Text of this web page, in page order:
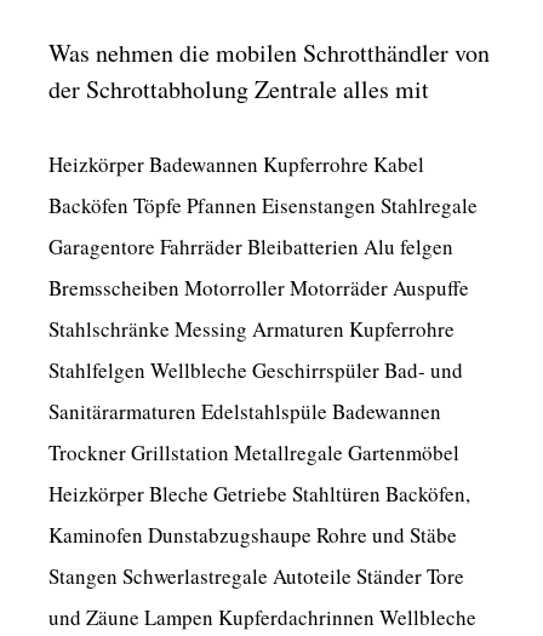
Was nehmen die mobilen Schrotthändler von
der Schrottabholung Zentrale alles mit
Heizkörper Badewannen Kupferrohre Kabel
Backöfen Töpfe Pfannen Eisenstangen Stahlregale
Garagentore Fahrräder Bleibatterien Alu felgen
Bremsscheiben Motorroller Motorräder Auspuffe
Stahlschränke Messing Armaturen Kupferrohre
Stahlfelgen Wellbleche Geschirrspüler Bad- und
Sanitärarmaturen Edelstahlspüle Badewannen
Trockner Grillstation Metallregale Gartenmöbel
Heizkörper Bleche Getriebe Stahltüren Backöfen,
Kaminofen Dunstabzugshaupe Rohre und Stäbe
Stangen Schwerlastregale Autoteile Ständer Tore
und Zäune Lampen Kupferdachrinnen Wellbleche